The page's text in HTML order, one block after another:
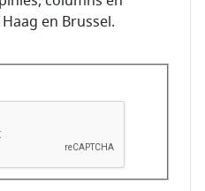
en Brussel.
dat u een mens